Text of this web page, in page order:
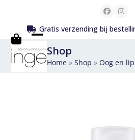
content
Facebook
Gratis verzending bij
Open
mobile
Close
mobile
Shop
Home »Shop »Oog en